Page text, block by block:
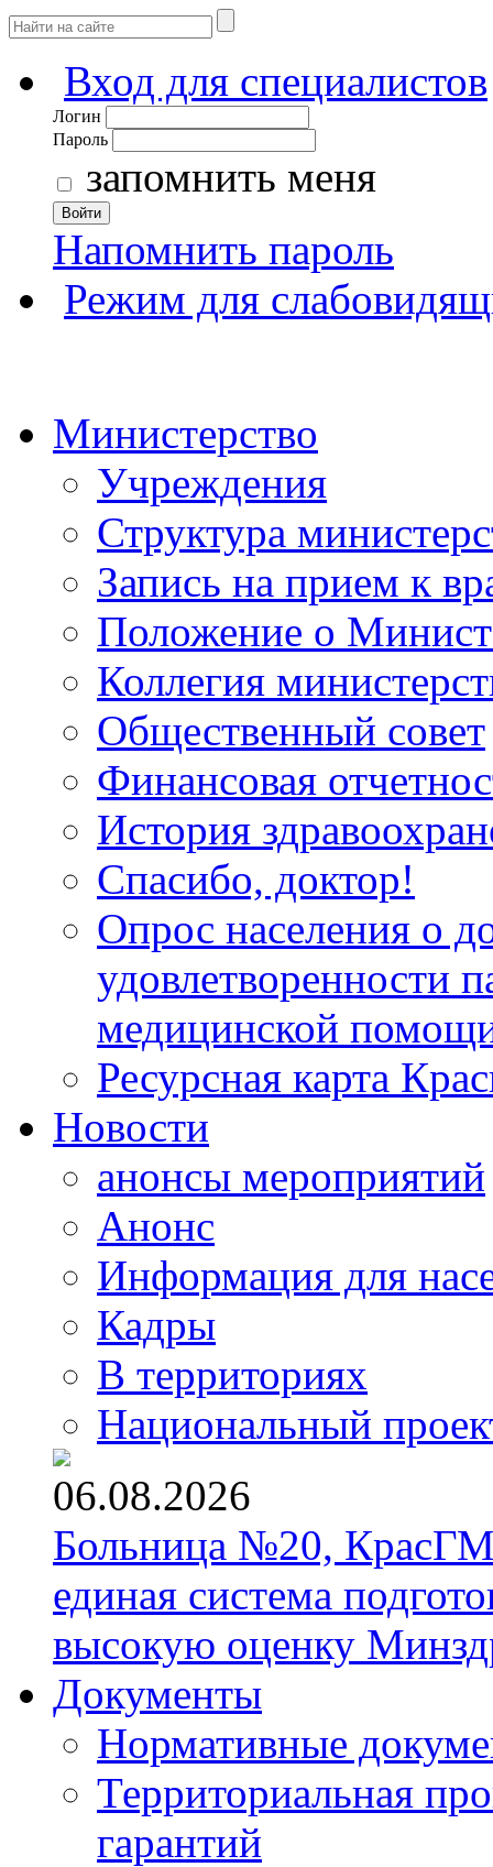
Вход для специалистов
Логин
Пароль
запомнить меня
Войти
Напомнить пароль
Режим для
Министерство
Учреждения
Структура
Запись на прием к
Положение о
Коллегия
Общественный совет
Финансовая
История
Спасибо, доктор!
Опрос населения о
удовлетворенности
медицинской
Ресурсная карта
Новости
анонсы мероприятий
Анонс
Информация для
Кадры
В территориях
Национальный
06.08.2026
Больница №20,
единая система
высокую оценку
Документы
Нормативные
Территориальная
гарантий